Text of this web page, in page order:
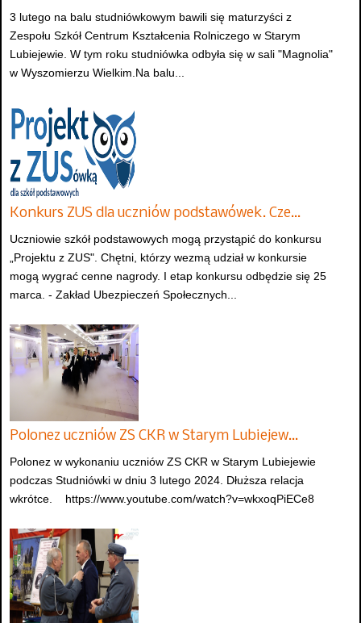
3 lutego na balu studniówkowym bawili się maturzyści z
Zespołu Szkół Centrum Kształcenia Rolniczego w Starym
Lubiejewie. W tym roku studniówka odbyła się w sali "Magnolia"
w Wyszomierzu Wielkim.Na balu...
Konkurs ZUS dla uczniów podstawówek. Cze…
Uczniowie szkół podstawowych mogą przystąpić do konkursu
„Projektu z ZUS". Chętni, którzy wezmą udział w konkursie
mogą wygrać cenne nagrody. I etap konkursu odbędzie się 25
marca. - Zakład Ubezpieczeń Społecznych...
Polonez uczniów ZS CKR w Starym Lubiejew…
Polonez w wykonaniu uczniów ZS CKR w Starym Lubiejewie
podczas Studniówki w dniu 3 lutego 2024. Dłuższa relacja
wkrótce. https://www.youtube.com/watch?v=wkxoqPiECe8